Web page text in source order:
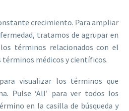
crecimiento. Para ampliar
tratamos de agrupar en
términos relacionados con el
términos médicos y científicos.
visualizar los términos que
Pulse ‘All’ para ver todos los
en la casilla de búsqueda y